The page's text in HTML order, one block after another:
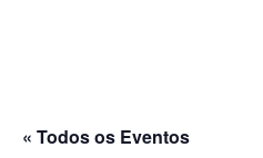
« Todos os Eventos